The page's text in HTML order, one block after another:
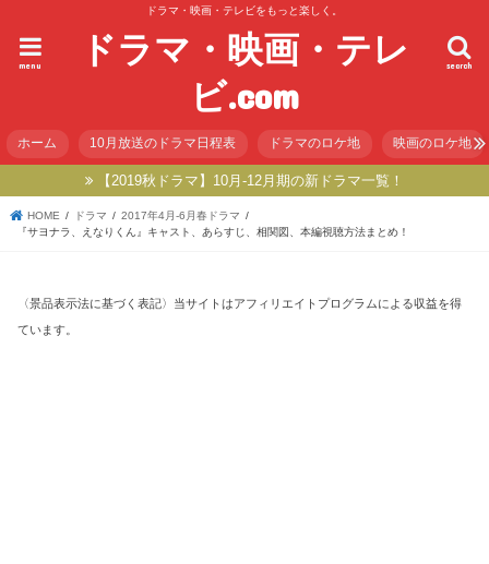
ドラマ・映画・テレビをもっと楽しく。
ドラマ・映画・テレ
ビ.com
search
menu
ホーム 10月放送のドラマ日程表 ドラマのロケ地 映画のロケ地
【2019秋ドラマ】10月-12月期の新ドラマ一覧！
HOME ドラマ
2017年4月-6月春ドラマ
『サヨナラ、えなりくん』キャスト、あらすじ、相関図、本編視聴方法まとめ！
〈景品表示法に基づく表記〉当サイトはアフィリエイトプログラムによる収益を得
ています。